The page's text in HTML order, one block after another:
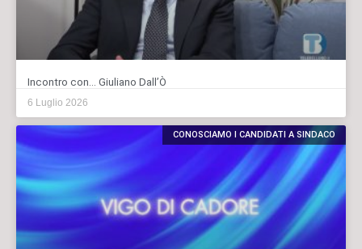
Incontro con… Giuliano Dall’Ò
6 Luglio 2026
CONOSCIAMO I CANDIDATI A SINDACO